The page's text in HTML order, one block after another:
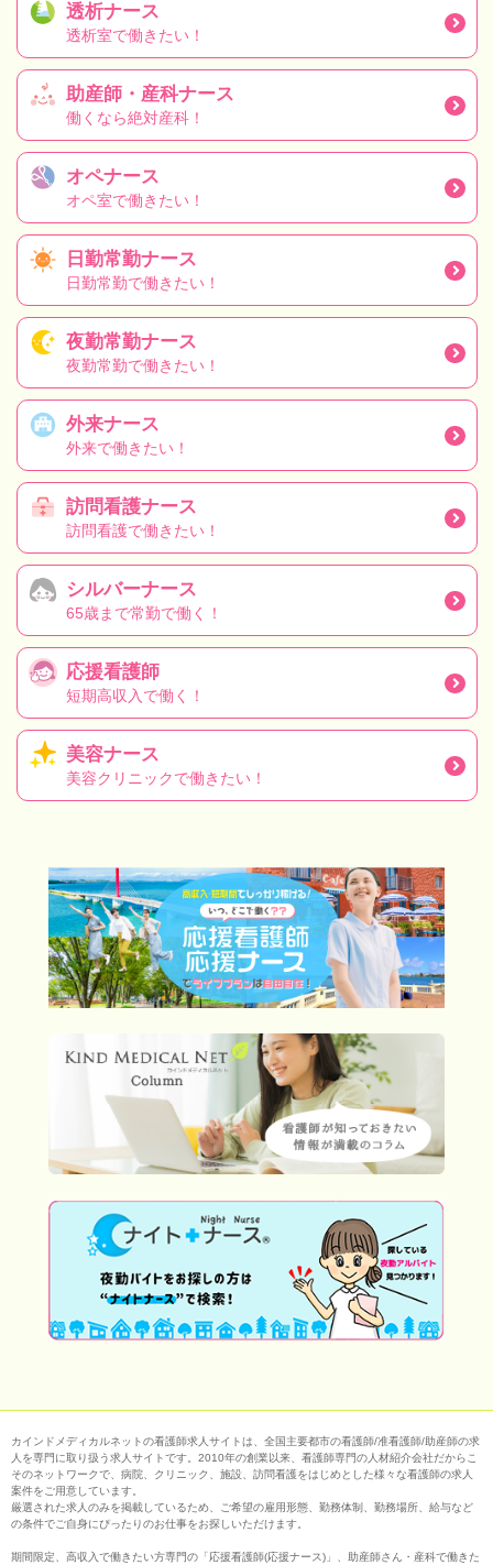
透析ナース
透析室で働きたい！
助産師・産科ナース
働くなら絶対産科！
オペナース
オペ室で働きたい！
日勤常勤ナース
日勤常勤で働きたい！
夜勤常勤ナース
夜勤常勤で働きたい！
外来ナース
外来で働きたい！
訪問看護ナース
訪問看護で働きたい！
シルバーナース
65歳まで常勤で働く！
応援看護師
短期高収入で働く！
美容ナース
美容クリニックで働きたい！
カインドメディカルネットの看護師求人サイトは、全国主要都市の看護師/准看護師/助産師の求
人を専門に取り扱う求人サイトです。2010年の創業以来、看護師専門の人材紹介会社だからこ
そのネットワークで、病院、クリニック、施設、訪問看護をはじめとした様々な看護師の求人
案件をご用意しています。
厳選された求人のみを掲載しているため、ご希望の雇用形態、勤務体制、勤務場所、給与など
の条件でご自身にぴったりのお仕事をお探しいただけます。
期間限定、高収入で働きたい方専門の「応援看護師(応援ナース)」、助産師さん・産科で働きた